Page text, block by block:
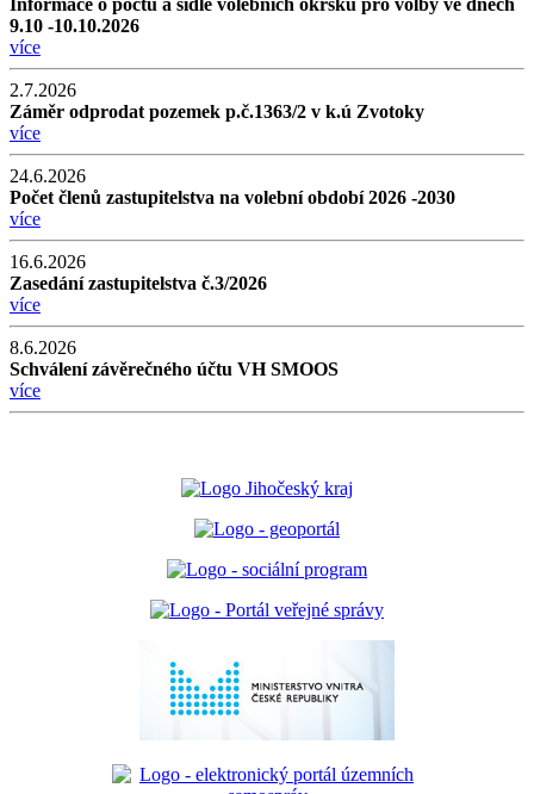
9.10 -10.10.2026
více
2.7.2026
Záměr odprodat pozemek p.č.1363/2 v k.ú Zvotoky
více
24.6.2026
Počet členů zastupitelstva na volební období 2026 -2030
více
16.6.2026
Zasedání zastupitelstva č.3/2026
více
8.6.2026
Schválení závěrečného účtu VH SMOOS
více